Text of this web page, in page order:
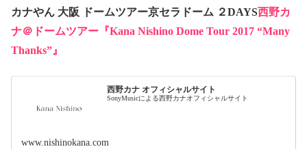
カナやん 大阪 ドームツアー京セラドーム ２DAYS西野カ
ナ＠ドームツアー『Kana Nishino Dome Tour 2017 “Many
Thanks”』
西野カナ オフィシャルサイト
SonyMusicによる西野カナオフィシャルサイト
www.nishinokana.com